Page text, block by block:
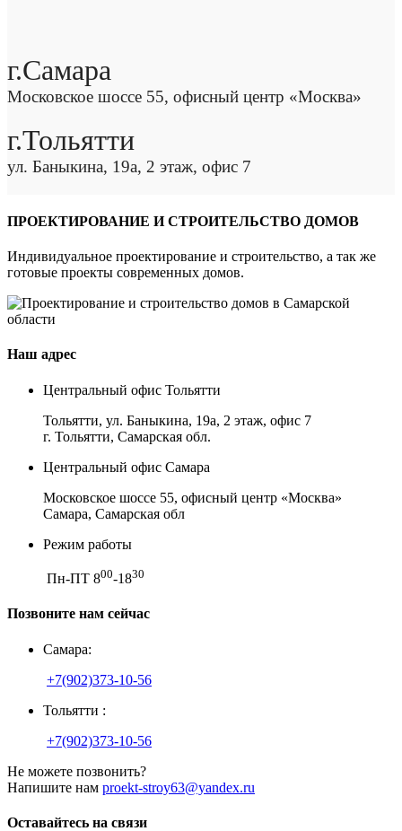
г.Самара
Московское шоссе 55, офисный центр «Москва»
г.Тольятти
ул. Баныкина, 19а, 2 этаж, офис 7
ПРОЕКТИРОВАНИЕ И СТРОИТЕЛЬСТВО ДОМОВ
Индивидуальное проектирование и строительство, а так же
готовые проекты современных домов.
Наш адрес
Центральный офис Тольятти
Тольятти, ул. Баныкина, 19а, 2 этаж, офис 7
г. Тольятти, Самарская обл.
Центральный офис Самара
Московское шоссе 55, офисный центр «Москва»
Самара, Самарская обл
Режим работы
Пн-ПТ 800-1830
Позвоните нам сейчас
Самара:
+7(902)373-10-56
Тольятти :
+7(902)373-10-56
Не можете позвонить?
Напишите нам proekt-stroy63@yandex.ru
Оставайтесь на связи